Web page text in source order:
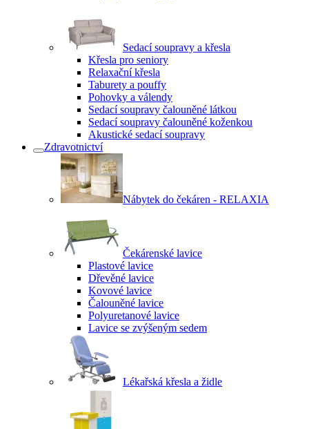
Sedací soupravy a křesla
Křesla pro seniory
Relaxační křesla
Taburety a pouffy
Pohovky a válendy
Sedací soupravy čalouněné látkou
Sedací soupravy čalouněné koženkou
Akustické sedací soupravy
Zdravotnictví
Nábytek do čekáren - RELAXIA
Čekárenské lavice
Plastové lavice
Dřevěné lavice
Kovové lavice
Čalouněné lavice
Polyuretanové lavice
Lavice se zvýšeným sedem
Lékařská křesla a židle